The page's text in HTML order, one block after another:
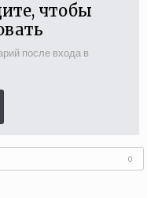
чтобы
после входа в
0